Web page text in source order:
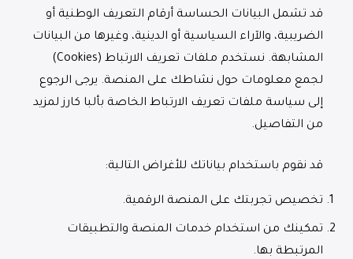
قد تشمل البيانات الحساسة أرقام التعريف الوطنية أو
الضريبية، والآراء السياسية أو الدينية، وغيرها من البيانات
المشابهة. نستخدم ملفات تعريف الارتباط (Cookies)
لجمع معلومات حول نشاطك على المنصة. يرجى الرجوع
إلى سياسة ملفات تعريف الارتباط الخاصة بألبا كارز لمزيد
من التفاصيل.
قد نقوم باستخدام بياناتك للأغراض التالية:
تخصيص تجربتك على المنصة الرقمية.
تمكينك من استخدام خدمات المنصة والتطبيقات
المرتبطة بها.